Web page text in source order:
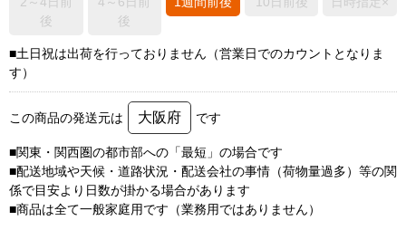
後
後
■土日祝は出荷を行っておりません（営業日でのカウントとなりま
す）
この商品の発送元は 大阪府 です
■関東・関西圏の都市部への「最短」の場合です
■配送地域や天候・道路状況・配送会社の事情（荷物量過多）等の関
係で目安より日数が掛かる場合があります
■商品は全て一般家庭用です（業務用ではありません）